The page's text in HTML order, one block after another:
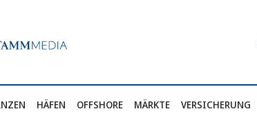
HÄFEN OFFSHORE MÄRKTE VERSICHERUNG